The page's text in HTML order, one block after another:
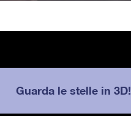
Guarda le stelle in 3D!